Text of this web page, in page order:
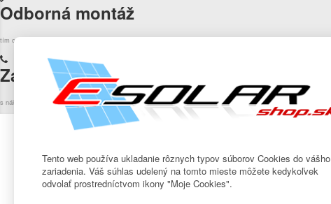
Odborná montáž
tím certifikovaných inštalatérov
Zakaznícka podpora
s nákupom radi poradíme.
Tento web používa ukladanie rôznych typov súborov Cookies do vášho
zariadenia. Váš súhlas udelený na tomto mieste môžete kedykoľvek
odvolať prostredníctvom ikony "Moje Cookies".